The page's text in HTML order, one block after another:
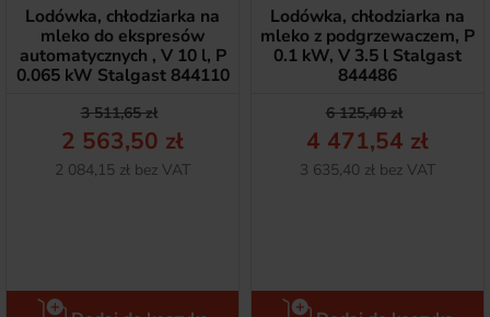
Lodówka, chłodziarka na
mleko do ekspresów
automatycznych , V 10 l, P
0.065 kW Stalgast 844110
Cena podstawowa
3 511,65 zł
Cena
2 563,50 zł
Netto
2 084,15 zł bez VAT
Lodówka, chłodziarka na
mleko z podgrzewaczem, P
0.1 kW, V 3.5 l Stalgast
844486
Cena
6 125,40 zł
Cena
4 471,54 zł
Netto
3 635,40 zł bez VAT